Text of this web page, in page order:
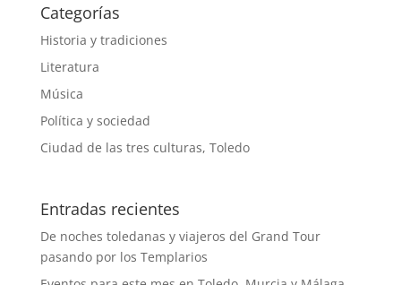
Categorías
Historia y tradiciones
Literatura
Música
Política y sociedad
Ciudad de las tres culturas, Toledo
Entradas recientes
De noches toledanas y viajeros del Grand Tour
pasando por los Templarios